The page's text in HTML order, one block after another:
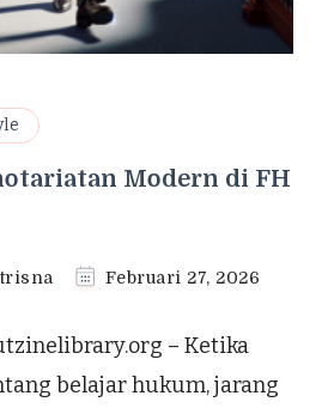
Modern di FH
Februari 27, 2026
– Ketika
belajar hukum, jarang